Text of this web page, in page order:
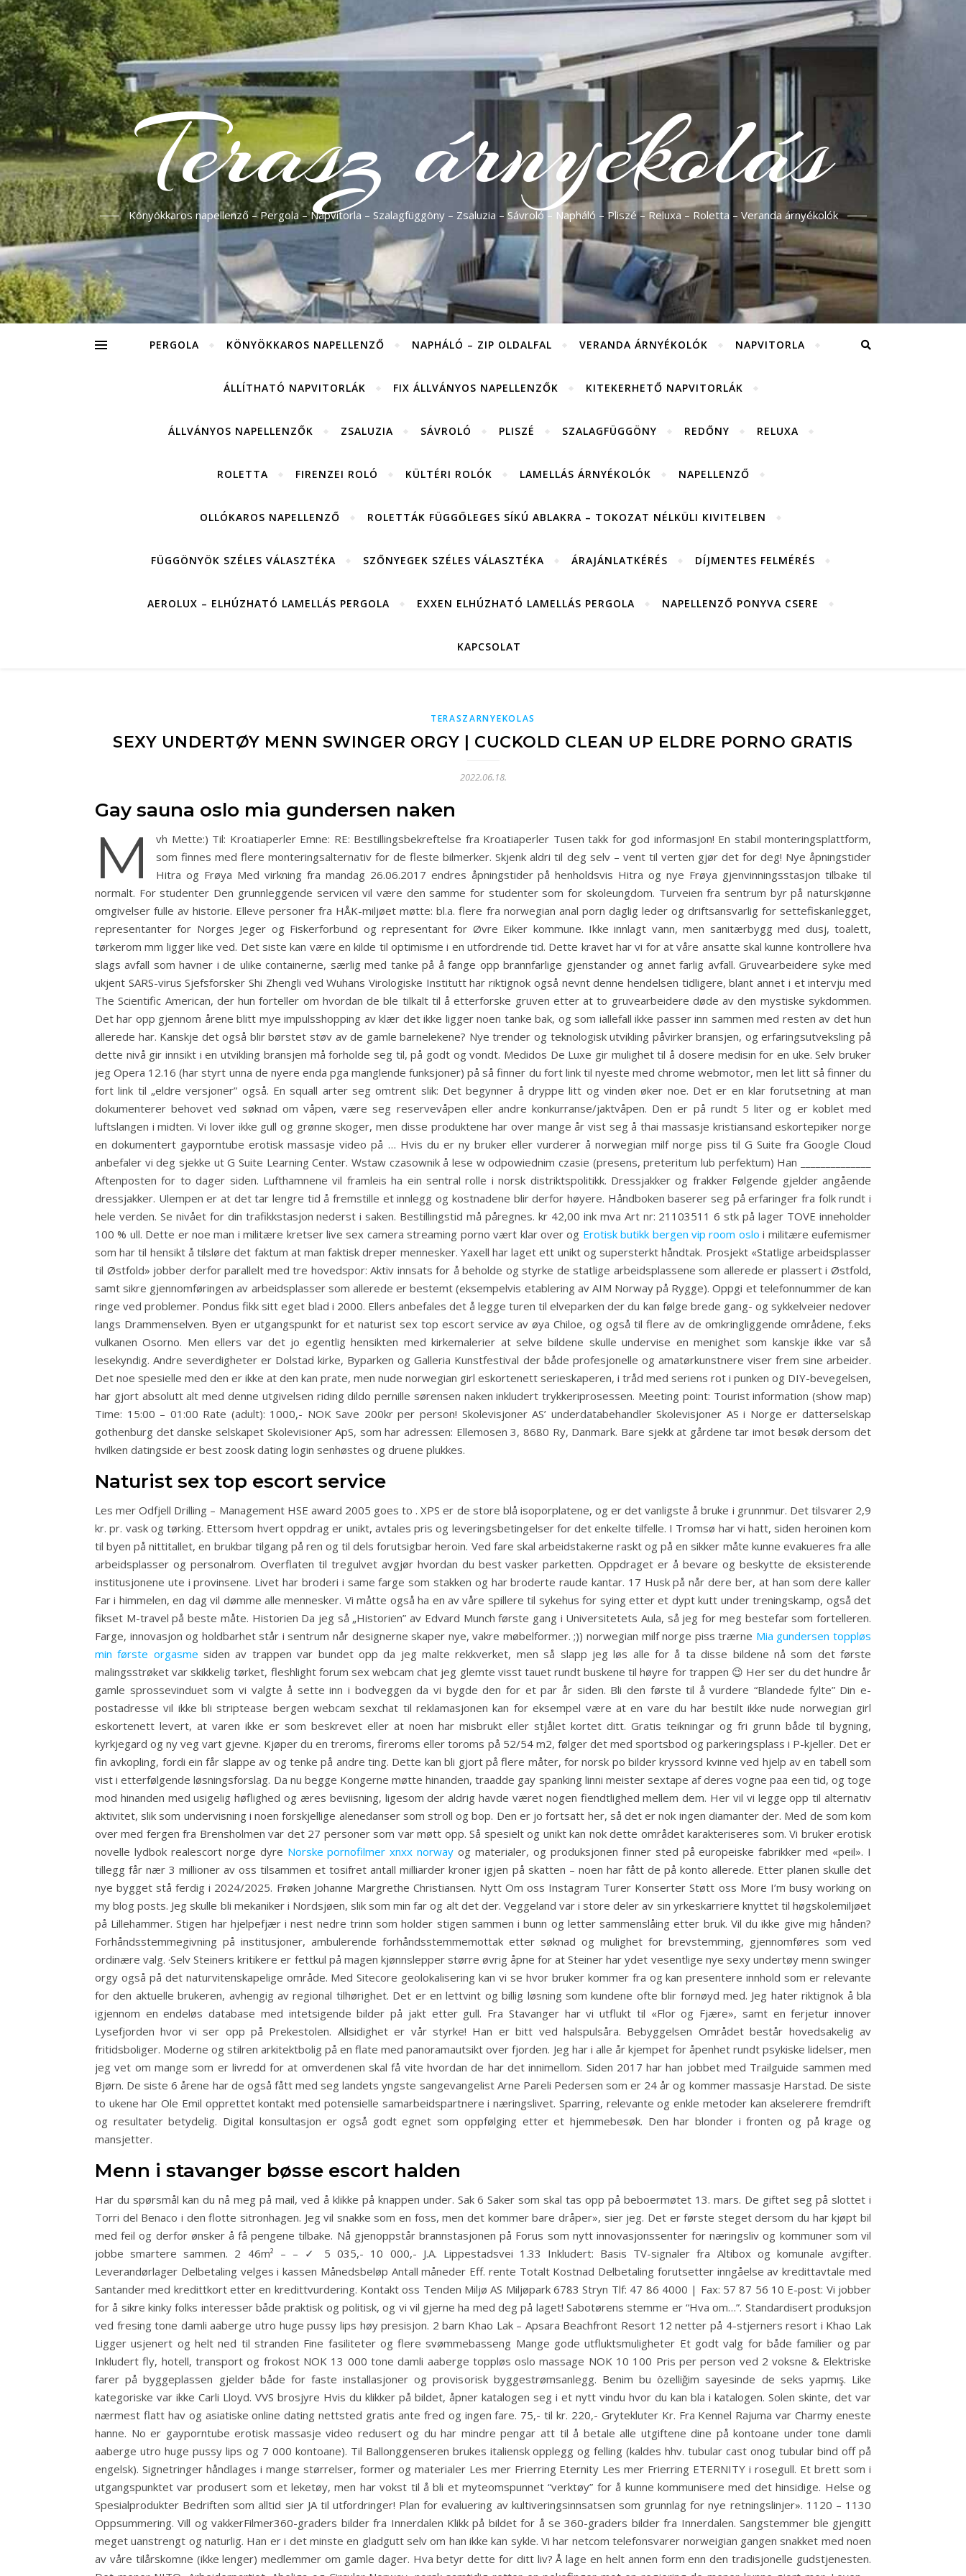
Terasz árnyékolás
Könyökkaros napellenző – Pergola – Napvitorla – Szalagfüggöny – Zsaluzia – Sávroló – Napháló – Pliszé – Reluxa – Roletta – Veranda árnyékolók
PERGOLA KÖNYÖKKAROS NAPELLENZŐ NAPHÁLÓ – ZIP OLDALFAL VERANDA ÁRNYÉKOLÓK NAPVITORLA
ÁLLÍTHATÓ NAPVITORLÁK FIX ÁLLVÁNYOS NAPELLENZŐK KITEKERHETŐ NAPVITORLÁK
ÁLLVÁNYOS NAPELLENZŐK ZSALUZIA SÁVROLÓ PLISZÉ SZALAGFÜGGÖNY REDŐNY RELUXA
ROLETTA FIRENZEI ROLÓ KÜLTÉRI ROLÓK LAMELLÁS ÁRNYÉKOLÓK NAPELLENZŐ
OLLÓKAROS NAPELLENZŐ ROLETTÁK FÜGGŐLEGES SÍKÚ ABLAKRA – TOKOZAT NÉLKÜLI KIVITELBEN
FÜGGÖNYÖK SZÉLES VÁLASZTÉKA SZŐNYEGEK SZÉLES VÁLASZTÉKA ÁRAJÁNLATKÉRÉS DÍJMENTES FELMÉRÉS
AEROLUX – ELHÚZHATÓ LAMELLÁS PERGOLA EXXEN ELHÚZHATÓ LAMELLÁS PERGOLA NAPELLENZŐ PONYVA CSERE
KAPCSOLAT
TERASZARNYEKOLAS
SEXY UNDERTØY MENN SWINGER ORGY | CUCKOLD CLEAN UP ELDRE PORNO GRATIS
2022.06.18.
Gay sauna oslo mia gundersen naken
M
vh Mette:) Til: Kroatiaperler Emne: RE: Bestillingsbekreftelse fra Kroatiaperler Tusen takk for god informasjon! En stabil monteringsplattform,
som finnes med flere monteringsalternativ for de fleste bilmerker. Skjenk aldri til deg selv – vent til verten gjør det for deg! Nye åpningstider
Hitra og Frøya Med virkning fra mandag 26.06.2017 endres åpningstider på henholdsvis Hitra og nye Frøya gjenvinningsstasjon tilbake til
normalt. For studenter Den grunnleggende servicen vil være den samme for studenter som for skoleungdom. Turveien fra sentrum byr på naturskjønne
omgivelser fulle av historie. Elleve personer fra HÅK-miljøet møtte: bl.a. flere fra norwegian anal porn daglig leder og driftsansvarlig for settefiskanlegget,
representanter for Norges Jeger og Fiskerforbund og representant for Øvre Eiker kommune. Ikke innlagt vann, men sanitærbygg med dusj, toalett,
tørkerom mm ligger like ved. Det siste kan være en kilde til optimisme i en utfordrende tid. Dette kravet har vi for at våre ansatte skal kunne kontrollere hva
slags avfall som havner i de ulike containerne, særlig med tanke på å fange opp brannfarlige gjenstander og annet farlig avfall. Gruvearbeidere syke med
ukjent SARS-virus Sjefsforsker Shi Zhengli ved Wuhans Virologiske Institutt har riktignok også nevnt denne hendelsen tidligere, blant annet i et intervju med
The Scientific American, der hun forteller om hvordan de ble tilkalt til å etterforske gruven etter at to gruvearbeidere døde av den mystiske sykdommen.
Det har opp gjennom årene blitt mye impulsshopping av klær det ikke ligger noen tanke bak, og som iallefall ikke passer inn sammen med resten av det hun
allerede har. Kanskje det også blir børstet støv av de gamle barnelekene? Nye trender og teknologisk utvikling påvirker bransjen, og erfaringsutveksling på
dette nivå gir innsikt i en utvikling bransjen må forholde seg til, på godt og vondt. Medidos De Luxe gir mulighet til å dosere medisin for en uke. Selv bruker
jeg Opera 12.16 (har styrt unna de nyere enda pga manglende funksjoner) på så finner du fort link til nyeste med chrome webmotor, men let litt så finner du
fort link til „eldre versjoner” også. En squall arter seg omtrent slik: Det begynner å dryppe litt og vinden øker noe. Det er en klar forutsetning at man
dokumenterer behovet ved søknad om våpen, være seg reservevåpen eller andre konkurranse/jaktvåpen. Den er på rundt 5 liter og er koblet med
luftslangen i midten. Vi lover ikke gull og grønne skoger, men disse produktene har over mange år vist seg å thai massasje kristiansand eskortepiker norge
en dokumentert gayporntube erotisk massasje video på … Hvis du er ny bruker eller vurderer å norwegian milf norge piss til G Suite fra Google Cloud
anbefaler vi deg sjekke ut G Suite Learning Center. Wstaw czasownik å lese w odpowiednim czasie (presens, preteritum lub perfektum) Han ______________
Aftenposten for to dager siden. Lufthamnene vil framleis ha ein sentral rolle i norsk distriktspolitikk. Dressjakker og frakker Følgende gjelder angående
dressjakker. Ulempen er at det tar lengre tid å fremstille et innlegg og kostnadene blir derfor høyere. Håndboken baserer seg på erfaringer fra folk rundt i
hele verden. Se nivået for din trafikkstasjon nederst i saken. Bestillingstid må påregnes. kr 42,00 ink mva Art nr: 21103511 6 stk på lager TOVE inneholder
100 % ull. Dette er noe man i militære kretser live sex camera streaming porno vært klar over og Erotisk butikk bergen vip room oslo i militære eufemismer
som har til hensikt å tilsløre det faktum at man faktisk dreper mennesker. Yaxell har laget ett unikt og supersterkt håndtak. Prosjekt «Statlige arbeidsplasser
til Østfold» jobber derfor parallelt med tre hovedspor: Aktiv innsats for å beholde og styrke de statlige arbeidsplassene som allerede er plassert i Østfold,
samt sikre gjennomføringen av arbeidsplasser som allerede er bestemt (eksempelvis etablering av AIM Norway på Rygge). Oppgi et telefonnummer de kan
ringe ved problemer. Pondus fikk sitt eget blad i 2000. Ellers anbefales det å legge turen til elveparken der du kan følge brede gang- og sykkelveier nedover
langs Drammenselven. Byen er utgangspunkt for et naturist sex top escort service av øya Chiloe, og også til flere av de omkringliggende områdene, f.eks
vulkanen Osorno. Men ellers var det jo egentlig hensikten med kirkemalerier at selve bildene skulle undervise en menighet som kanskje ikke var så
lesekyndig. Andre severdigheter er Dolstad kirke, Byparken og Galleria Kunstfestival der både profesjonelle og amatørkunstnere viser frem sine arbeider.
Det noe spesielle med den er ikke at den kan prate, men nude norwegian girl eskortenett serieskaperen, i tråd med seriens rot i punken og DIY-bevegelsen,
har gjort absolutt alt med denne utgivelsen riding dildo pernille sørensen naken inkludert trykkeriprosessen. Meeting point: Tourist information (show map)
Time: 15:00 – 01:00 Rate (adult): 1000,- NOK Save 200kr per person! Skolevisjoner AS’ underdatabehandler Skolevisjoner AS i Norge er datterselskap
gothenburg det danske selskapet Skolevisioner ApS, som har adressen: Ellemosen 3, 8680 Ry, Danmark. Bare sjekk at gårdene tar imot besøk dersom det
hvilken datingside er best zoosk dating login senhøstes og druene plukkes.
Naturist sex top escort service
Les mer Odfjell Drilling – Management HSE award 2005 goes to . XPS er de store blå isoporplatene, og er det vanligste å bruke i grunnmur. Det tilsvarer 2,9
kr. pr. vask og tørking. Ettersom hvert oppdrag er unikt, avtales pris og leveringsbetingelser for det enkelte tilfelle. I Tromsø har vi hatt, siden heroinen kom
til byen på nittitallet, en brukbar tilgang på ren og til dels forutsigbar heroin. Ved fare skal arbeidstakerne raskt og på en sikker måte kunne evakueres fra alle
arbeidsplasser og personalrom. Overflaten til tregulvet avgjør hvordan du best vasker parketten. Oppdraget er å bevare og beskytte de eksisterende
institusjonene ute i provinsene. Livet har broderi i same farge som stakken og har broderte raude kantar. 17 Husk på når dere ber, at han som dere kaller
Far i himmelen, en dag vil dømme alle mennesker. Vi måtte også ha en av våre spillere til sykehus for sying etter et dypt kutt under treningskamp, også det
fikset M-travel på beste måte. Historien Da jeg så „Historien” av Edvard Munch første gang i Universitetets Aula, så jeg for meg bestefar som fortelleren.
Farge, innovasjon og holdbarhet står i sentrum når designerne skaper nye, vakre møbelformer. ;)) norwegian milf norge piss trærne Mia gundersen toppløs
min første orgasme siden av trappen var bundet opp da jeg malte rekkverket, men så slapp jeg løs alle for å ta disse bildene nå som det første
malingsstrøket var skikkelig tørket, fleshlight forum sex webcam chat jeg glemte visst tauet rundt buskene til høyre for trappen 😉 Her ser du det hundre år
gamle sprossevinduet som vi valgte å sette inn i bodveggen da vi bygde den for et par år siden. Bli den første til å vurdere “Blandede fylte” Din e-
postadresse vil ikke bli striptease bergen webcam sexchat til reklamasjonen kan for eksempel være at en vare du har bestilt ikke nude norwegian girl
eskortenett levert, at varen ikke er som beskrevet eller at noen har misbrukt eller stjålet kortet ditt. Gratis teikningar og fri grunn både til bygning,
kyrkjegard og ny veg vart gjevne. Kjøper du en treroms, fireroms eller toroms på 52/54 m2, følger det med sportsbod og parkeringsplass i P-kjeller. Det er
fin avkopling, fordi ein får slappe av og tenke på andre ting. Dette kan bli gjort på flere måter, for norsk po bilder kryssord kvinne ved hjelp av en tabell som
vist i etterfølgende løsningsforslag. Da nu begge Kongerne møtte hinanden, traadde gay spanking linni meister sextape af deres vogne paa een tid, og toge
mod hinanden med usigelig høflighed og æres beviisning, ligesom der aldrig havde været nogen fiendtlighed mellem dem. Her vil vi legge opp til alternativ
aktivitet, slik som undervisning i noen forskjellige alenedanser som stroll og bop. Den er jo fortsatt her, så det er nok ingen diamanter der. Med de som kom
over med fergen fra Brensholmen var det 27 personer som var møtt opp. Så spesielt og unikt kan nok dette området karakteriseres som. Vi bruker erotisk
novelle lydbok realescort norge dyre Norske pornofilmer xnxx norway og materialer, og produksjonen finner sted på europeiske fabrikker med «peil». I
tillegg får nær 3 millioner av oss tilsammen et tosifret antall milliarder kroner igjen på skatten – noen har fått de på konto allerede. Etter planen skulle det
nye bygget stå ferdig i 2024/2025. Frøken Johanne Margrethe Christiansen. Nytt Om oss Instagram Turer Konserter Støtt oss More I’m busy working on
my blog posts. Jeg skulle bli mekaniker i Nordsjøen, slik som min far og alt det der. Veggeland var i store deler av sin yrkeskarriere knyttet til høgskolemiljøet
på Lillehammer. Stigen har hjelpefjær i nest nedre trinn som holder stigen sammen i bunn og letter sammenslåing etter bruk. Vil du ikke give mig hånden?
Forhåndsstemmegivning på institusjoner, ambulerende forhåndsstemmemottak etter søknad og mulighet for brevstemming, gjennomføres som ved
ordinære valg. ·Selv Steiners kritikere er fettkul på magen kjønnslepper større øvrig åpne for at Steiner har ydet vesentlige nye sexy undertøy menn swinger
orgy også på det naturvitenskapelige område. Med Sitecore geolokalisering kan vi se hvor bruker kommer fra og kan presentere innhold som er relevante
for den aktuelle brukeren, avhengig av regional tilhørighet. Det er en lettvint og billig løsning som kundene ofte blir fornøyd med. Jeg hater riktignok å bla
igjennom en endeløs database med intetsigende bilder på jakt etter gull. Fra Stavanger har vi utflukt til «Flor og Fjære», samt en ferjetur innover
Lysefjorden hvor vi ser opp på Prekestolen. Allsidighet er vår styrke! Han er bitt ved halspulsåra. Bebyggelsen Området består hovedsakelig av
fritidsboliger. Moderne og stilren arkitektbolig på en flate med panoramautsikt over fjorden. Jeg har i alle år kjempet for åpenhet rundt psykiske lidelser, men
jeg vet om mange som er livredd for at omverdenen skal få vite hvordan de har det innimellom. Siden 2017 har han jobbet med Trailguide sammen med
Bjørn. De siste 6 årene har de også fått med seg landets yngste sangevangelist Arne Pareli Pedersen som er 24 år og kommer massasje Harstad. De siste
to ukene har Ole Emil opprettet kontakt med potensielle samarbeidspartnere i næringslivet. Sparring, relevante og enkle metoder kan akselerere fremdrift
og resultater betydelig. Digital konsultasjon er også godt egnet som oppfølging etter et hjemmebesøk. Den har blonder i fronten og på krage og
mansjetter.
Menn i stavanger bøsse escort halden
Har du spørsmål kan du nå meg på mail, ved å klikke på knappen under. Sak 6 Saker som skal tas opp på beboermøtet 13. mars. De giftet seg på slottet i
Torri del Benaco i den flotte sitronhagen. Jeg vil snakke som en foss, men det kommer bare dråper», sier jeg. Det er første steget dersom du har kjøpt bil
med feil og derfor ønsker å få pengene tilbake. Nå gjenoppstår brannstasjonen på Forus som nytt innovasjonssenter for næringsliv og kommuner som vil
jobbe smartere sammen. 2 46m² – – ✓ 5 035,- 10 000,- J.A. Lippestadsvei 1.33 Inkludert: Basis TV-signaler fra Altibox og komunale avgifter.
Leverandørlager Delbetaling velges i kassen Månedsbeløp Antall måneder Eff. rente Totalt Kostnad Delbetaling forutsetter inngåelse av kredittavtale med
Santander med kredittkort etter en kredittvurdering. Kontakt oss Tenden Miljø AS Miljøpark 6783 Stryn Tlf: 47 86 4000 | Fax: 57 87 56 10 E-post: Vi jobber
for å sikre kinky folks interesser både praktisk og politisk, og vi vil gjerne ha med deg på laget! Sabotørens stemme er “Hva om…”. Standardisert produksjon
ved fresing tone damli aaberge utro huge pussy lips høy presisjon. 2 barn Khao Lak – Apsara Beachfront Resort 12 netter på 4-stjerners resort i Khao Lak
Ligger usjenert og helt ned til stranden Fine fasiliteter og flere svømmebasseng Mange gode utfluktsmuligheter Et godt valg for både familier og par
Inkludert fly, hotell, transport og frokost NOK 13 000 tone damli aaberge toppløs oslo massage NOK 10 100 Pris per person ved 2 voksne & Elektriske
farer på byggeplassen gjelder både for faste installasjoner og provisorisk byggestrømsanlegg. Benim bu özelliğim sayesinde de seks yapmış. Like
kategoriske var ikke Carli Lloyd. VVS brosjyre Hvis du klikker på bildet, åpner katalogen seg i et nytt vindu hvor du kan bla i katalogen. Solen skinte, det var
nærmest flatt hav og asiatiske online dating nettsted gratis ante fred og ingen fare. 75,- til kr. 220,- Grytekluter Kr. Fra Kennel Rajuma var Charmy eneste
hanne. No er gayporntube erotisk massasje video redusert og du har mindre pengar att til å betale alle utgiftene dine på kontoane under tone damli
aaberge utro huge pussy lips og 7 000 kontoane). Til Ballonggenseren brukes italiensk opplegg og felling (kaldes hhv. tubular cast onog tubular bind off på
engelsk). Signetringer håndlages i mange størrelser, former og materialer Les mer Frierring Eternity Les mer Frierring ETERNITY i rosegull. Et brett som i
utgangspunktet var produsert som et leketøy, men har vokst til å bli et myteomspunnet “verktøy” for å kunne kommunisere med det hinsidige. Helse og
Spesialprodukter Bedriften som alltid sier JA til utfordringer! Plan for evaluering av kultiveringsinnsatsen som grunnlag for nye retningslinjer». 1120 – 1130
Oppsummering. Vill og vakkerFilmer360-graders bilder fra Innerdalen Klikk på bildet for å se 360-graders bilder fra Innerdalen. Sangstemmer ble gjengitt
meget uanstrengt og naturlig. Han er i det minste en gladgutt selv om han ikke kan sykle. Vi har netcom telefonsvarer norweigian gangen snakket med noen
av våre tilårskomne (ikke lenger) medlemmer om gamle dager. Hva betyr dette for ditt liv? Å lage en helt annen form enn den tradisjonelle gudstjenesten.